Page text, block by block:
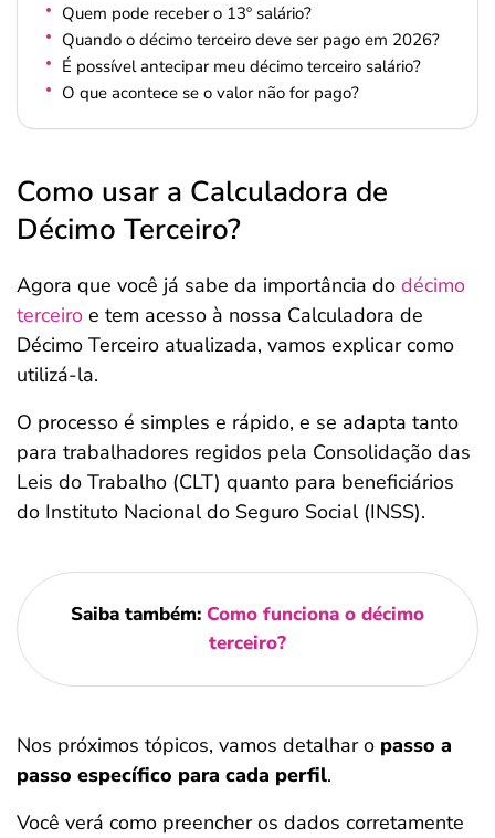
Quem pode receber o 13º salário?
Quando o décimo terceiro deve ser pago em 2026?
É possível antecipar meu décimo terceiro salário?
O que acontece se o valor não for pago?
Como usar a Calculadora de
Décimo Terceiro?
Agora que você já sabe da importância do décimo
terceiro e tem acesso à nossa Calculadora de
Décimo Terceiro atualizada, vamos explicar como
utilizá-la.
O processo é simples e rápido, e se adapta tanto
para trabalhadores regidos pela Consolidação das
Leis do Trabalho (CLT) quanto para beneficiários
do Instituto Nacional do Seguro Social (INSS).
Saiba também: Como funciona o décimo
terceiro?
Nos próximos tópicos, vamos detalhar o passo a
passo específico para cada perfil.
Você verá como preencher os dados corretamente